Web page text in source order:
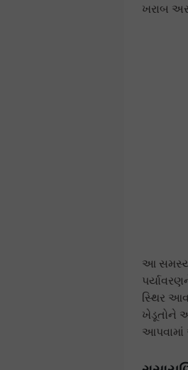
ખરાબ
આ
સ્થિર
ખેડૂતોને